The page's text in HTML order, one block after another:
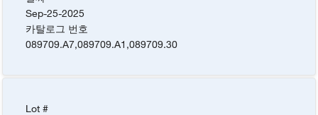
Sep-25-2025
카탈로그 번호
089709.A7,089709.A1 ,089709.30
Lot #